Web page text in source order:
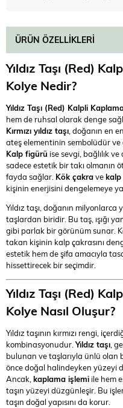
ÜRÜN ÖZELLIKLERI
Yıldız Taşı (Red)
Kolye Nedir?
Yıldız Taşı (Red) Kalpli
hem de ruhsal olarak denge
Kırmızı yıldız taşı, doğanın en
ateş elementinin sembolüdür ve
Kalp figürü ise sevgi, bağlılık
sadece estetik bir takı olmanın
fayda sağlar. Kök çakravekalp
kişinin enerjisini dengelemeye
Yıldız taşı, doğanın
taşlardan biridir. Bu taş, ışığı
gibi parlak bir görünüm sunar.
takan kişinin kalp çakrasını
estetik hem de şifa amacıyla
hissettirecek bir seçimdir.
Yıldız Taşı (Red)
Kolye Nasıl Oluşur?
Yıldız taşının kırmızı rengi,
kombinasyonudur.Yıldız taşı ,
bulunan ve taşlarıyla ünlü olan
önce doğal halindeyken yüzeyi
Ancak, kaplama işlemi ile hem
taşın yüzeyi düzgünleşir. Bu
taşın doğal yapısını da korur.